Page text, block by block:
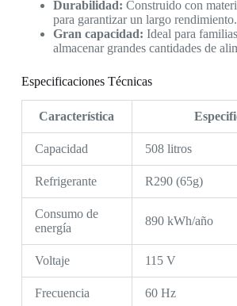
Durabilidad: Construido con
para garantizar un largo rendimiento.
Gran capacidad: Ideal para
almacenar grandes cantidades de
Especificaciones Técnicas
Característica
Capacidad 508 litros
Refrigerante R290 (65g)
Consumo de
energía
890 kWh/año
Voltaje 115 V
Frecuencia 60 Hz